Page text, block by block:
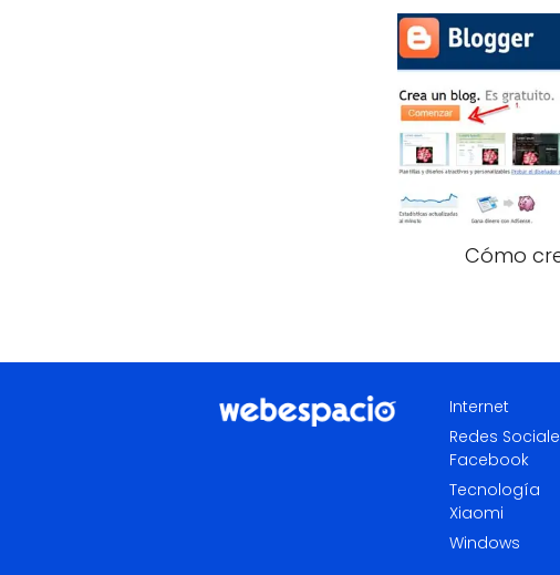
Cómo
Internet
Redes
Facebook
Tecnología
Xiaomi
Windows